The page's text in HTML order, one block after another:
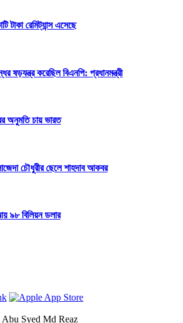
টাকা রেমিট্যান্স এসেছে
ষড়যন্ত্র করেছিল বিএনপি: প্রধানমন্ত্রী
অনুমতি চায় ভারত
চৌধুরীর ছেলে শাহদাব আকবর
৯৮ বিলিয়ন ডলার
Syed Md Reaz